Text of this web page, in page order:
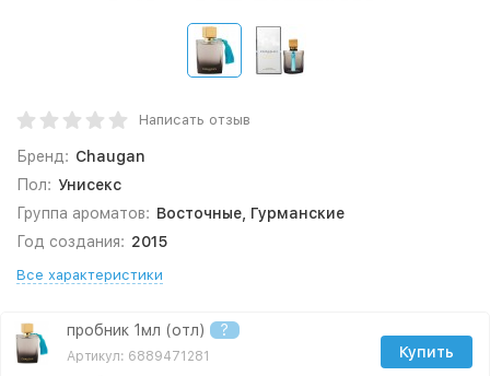
Написать отзыв
Бренд: Chaugan
Пол: Унисекс
Группа ароматов: Восточные, Гурманские
Год создания: 2015
Все характеристики
пробник 1мл (отл) ?
Артикул: 6889471281
Купить